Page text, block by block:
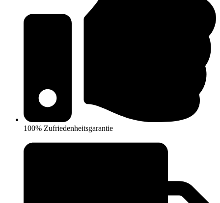
100% Zufriedenheitsgarantie